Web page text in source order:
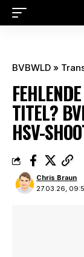
BVBWLD »
TITEL?
HSV-
27.03.26,
Chris Braun